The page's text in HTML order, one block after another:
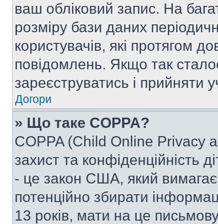
ваш обліковий запис. На
розміру бази даних
користувачів, які протягом
повідомлень. Якщо так
зареєструватись і прийняти
Догори
» Що таке COPPA?
COPPA (Child Online Privacy
захист та конфіденційність
- це закон США, який вимагає
потенційно збирати
13 років, мати на це письмову